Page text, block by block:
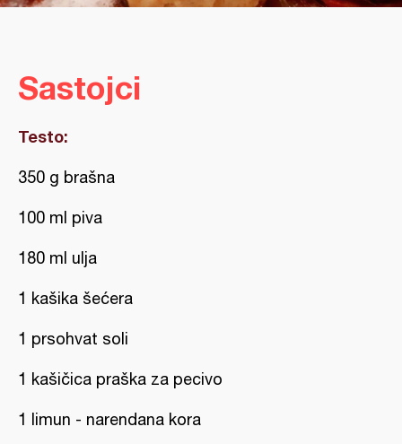
Sastojci
Testo:
350 g brašna
100 ml piva
180 ml ulja
1 kašika šećera
1 prsohvat soli
1 kašičica praška za pecivo
1 limun - narendana kora